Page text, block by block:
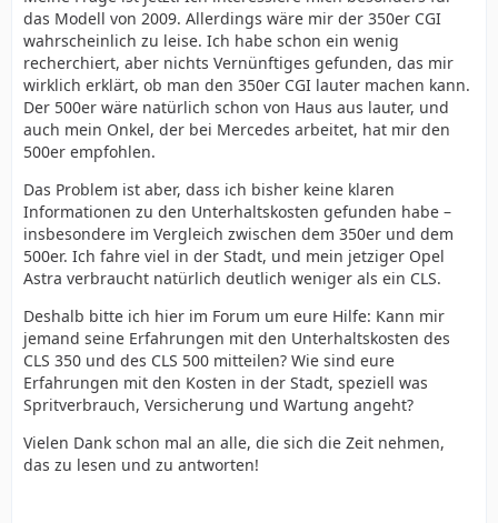
das Modell von 2009. Allerdings wäre mir der 350er CGI
wahrscheinlich zu leise. Ich habe schon ein wenig
recherchiert, aber nichts Vernünftiges gefunden, das mir
wirklich erklärt, ob man den 350er CGI lauter machen kann.
Der 500er wäre natürlich schon von Haus aus lauter, und
auch mein Onkel, der bei Mercedes arbeitet, hat mir den
500er empfohlen.
Das Problem ist aber, dass ich bisher keine klaren
Informationen zu den Unterhaltskosten gefunden habe –
insbesondere im Vergleich zwischen dem 350er und dem
500er. Ich fahre viel in der Stadt, und mein jetziger Opel
Astra verbraucht natürlich deutlich weniger als ein CLS.
Deshalb bitte ich hier im Forum um eure Hilfe: Kann mir
jemand seine Erfahrungen mit den Unterhaltskosten des
CLS 350 und des CLS 500 mitteilen? Wie sind eure
Erfahrungen mit den Kosten in der Stadt, speziell was
Spritverbrauch, Versicherung und Wartung angeht?
Vielen Dank schon mal an alle, die sich die Zeit nehmen,
das zu lesen und zu antworten!